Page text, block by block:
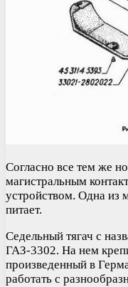
Согласно все тем же
магистральным
устройством. Одна из
питает.
Седельный тягач с
ГАЗ-3302. На нем
произведенный в
работать с